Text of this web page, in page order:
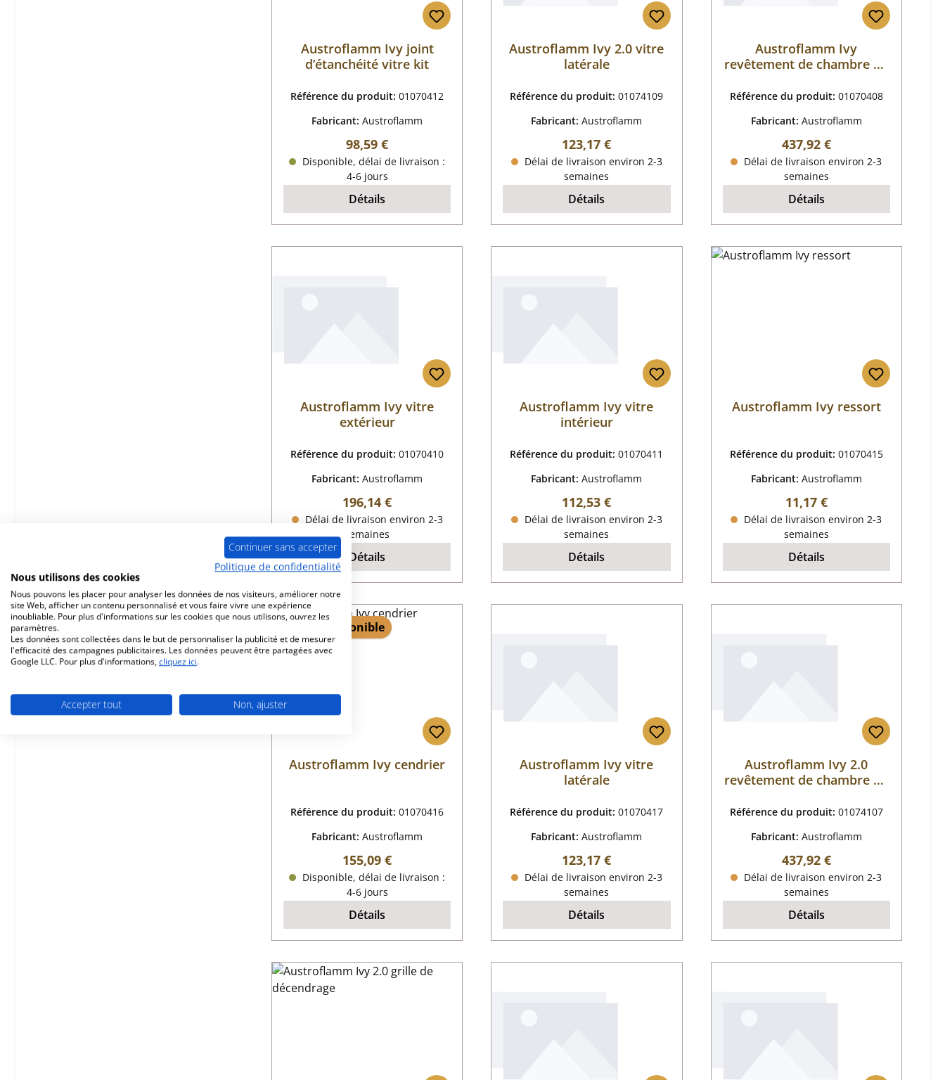
Austroflamm Ivy joint
d’étanchéité vitre kit
Référence du produit:01070412
Fabricant:Austroflamm
Prix régulier :
98,59 €
Disponible, délai de livraison :
4-6 jours
Détails
Austroflamm Ivy 2.0 vitre
latérale
Référence du produit:01074109
Fabricant:Austroflamm
Prix régulier :
123,17 €
Délai de livraison environ 2-3
semaines
Détails
Austroflamm Ivy
revêtement de chambre de
Référence du produit: 01070408
Fabricant: Austroflamm
Prix régulier :
437,92 €
Délai de livraison environ 2-3
semaines
Détails
Austroflamm Ivy vitre
extérieur
Référence du produit:01070410
Fabricant:Austroflamm
Prix régulier :
196,14 €
Délai de livraison environ 2-3
semaines
Détails
Austroflamm Ivy vitre
intérieur
Référence du produit:01070411
Fabricant:Austroflamm
Prix régulier :
112,53 €
Délai de livraison environ 2-3
semaines
Détails
Austroflamm Ivy ressort
Référence du produit: 01070415
Fabricant: Austroflamm
Prix régulier :
11,17 €
Délai de livraison environ 2-3
semaines
Détails
Seul 1 disponible
Austroflamm Ivy cendrier
Référence du produit:01070416
Fabricant:Austroflamm
Prix régulier :
155,09 €
Disponible, délai de livraison :
4-6 jours
Détails
Austroflamm Ivy vitre
latérale
Référence du produit:01070417
Fabricant:Austroflamm
Prix régulier :
123,17 €
Délai de livraison environ 2-3
semaines
Détails
Austroflamm Ivy 2.0
revêtement de chambre de
Référence du produit: 01074107
Fabricant: Austroflamm
Prix régulier :
437,92 €
Délai de livraison environ 2-3
semaines
Détails
Continuer sans accepter
Politique de confidentialité
Nous utilisons des cookies
Nous pouvons les placer pour analyser les données de nos visiteurs, améliorer notre
site Web, afficher un contenu personnalisé et vous faire vivre une expérience
inoubliable. Pour plus d'informations sur les cookies que nous utilisons, ouvrez les
paramètres.
Les données sont collectées dans le but de personnaliser la publicité et de mesurer
l'efficacité des campagnes publicitaires. Les données peuvent être partagées avec
Google LLC. Pour plus d'informations, cliquez ici.
Accepter tout Non, ajuster